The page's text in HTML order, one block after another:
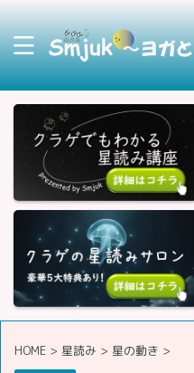
HOME > 星読み > 星の動き >